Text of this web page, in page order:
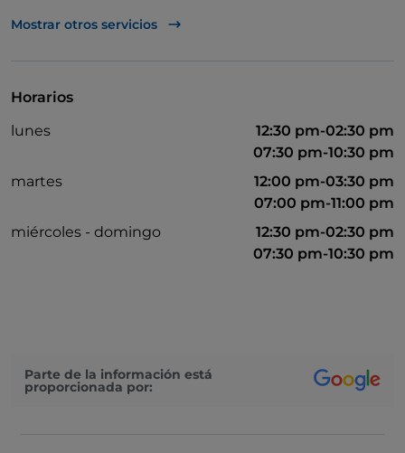
Acceso para inválidos
Cena con espectáculo
Partidos de fútbol
Mostrar otros servicios
Horarios
lunes
12:30 pm-02:30 pm
07:30 pm-10:30 pm
martes
12:00 pm-03:30 pm
07:00 pm-11:00 pm
miércoles - domingo
12:30 pm-02:30 pm
07:30 pm-10:30 pm
Parte de la información está
proporcionada por: